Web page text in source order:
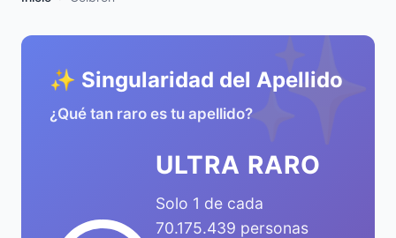
✨
✨ Singularidad del Apellido
¿Qué tan raro es tu apellido?
ULTRA RARO
Solo 1 de cada
70.175.439 personas